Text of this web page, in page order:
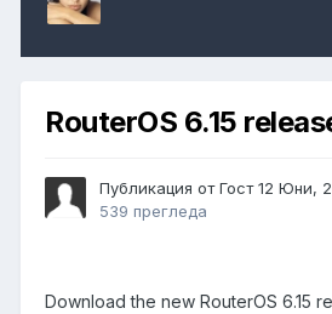
RouterOS 6.15
Публикация от Гост12 Юни,
539 прегледа
Download the new RouterOS 6.15